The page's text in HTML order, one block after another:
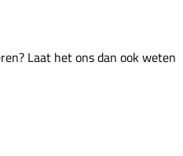
Laat het ons dan ook weten